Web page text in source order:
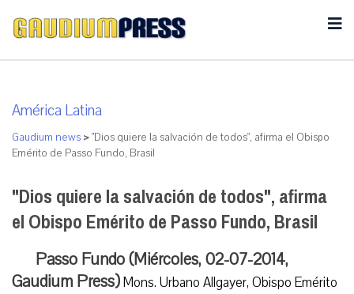
América Latina
Gaudium news >"Dios quiere la salvación de todos", afirma el Obispo
Emérito de Passo Fundo, Brasil
"Dios quiere la salvación de todos", afirma
el Obispo Emérito de Passo Fundo, Brasil
Passo Fundo (Miércoles, 02-07-2014,
Gaudium Press)Mons. Urbano Allgayer, Obispo Emérito